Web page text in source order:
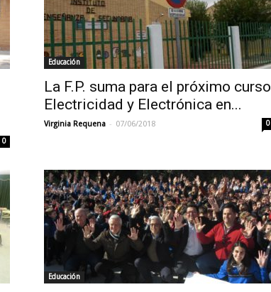
0
Educación
La F.P. suma para el próximo curso
Electricidad y Electrónica en...
Virginia Requena - 07/06/2018 0
Educación